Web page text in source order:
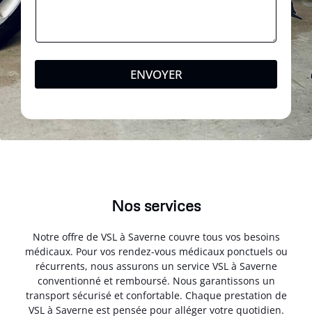
ENVOYER
Nos services
Notre offre de VSL à Saverne couvre tous vos besoins
médicaux. Pour vos rendez-vous médicaux ponctuels ou
récurrents, nous assurons un service VSL à Saverne
conventionné et remboursé. Nous garantissons un
transport sécurisé et confortable. Chaque prestation de
VSL à Saverne est pensée pour alléger votre quotidien.